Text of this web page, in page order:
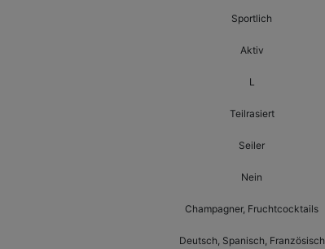
Sportlich
Aktiv
L
Teilrasiert
Seiler
Nein
Champagner, Fruchtcocktails
Deutsch, Spanisch, Französisch